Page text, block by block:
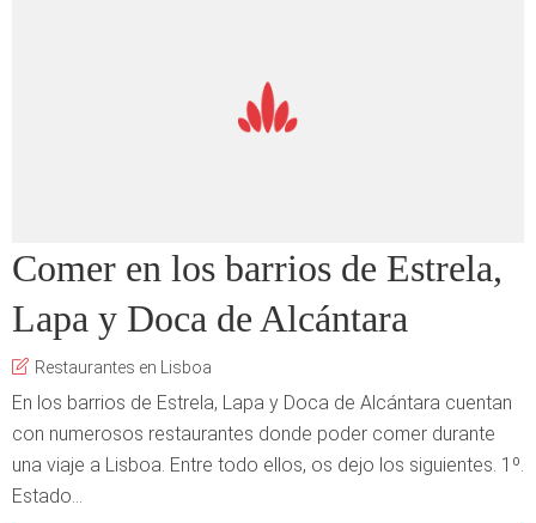
Comer en los barrios de Estrela,
Lapa y Doca de Alcántara
Restaurantes en Lisboa
En los barrios de Estrela, Lapa y Doca de Alcántara cuentan
con numerosos restaurantes donde poder comer durante
una viaje a Lisboa. Entre todo ellos, os dejo los siguientes. 1º.
Estado...